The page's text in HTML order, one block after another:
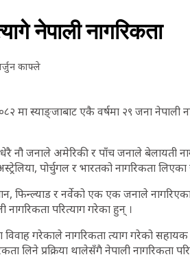
नेपाली नागरिकता
काफ्ले
मा स्याङ्जाबाट एकै वर्षमा २९ जना नेपाली
धेरै नौ जनाले अमेरिकी र पाँच जनाले बेलायती
पोर्चुगल र भारतको नागरिकता
फिन्ल्याड र नर्वेको एक एक जनाले
परित्याग गरेका हुन् ।
गरेकाले नागरिकता त्याग गरेको
लिने प्रक्रिया थालेसँगै नेपाली नागरिकता